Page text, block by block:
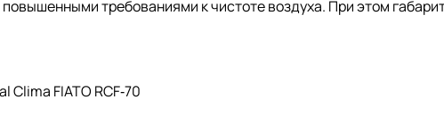
требованиями к чистоте воздуха. При этом
FIATO RCF‑70